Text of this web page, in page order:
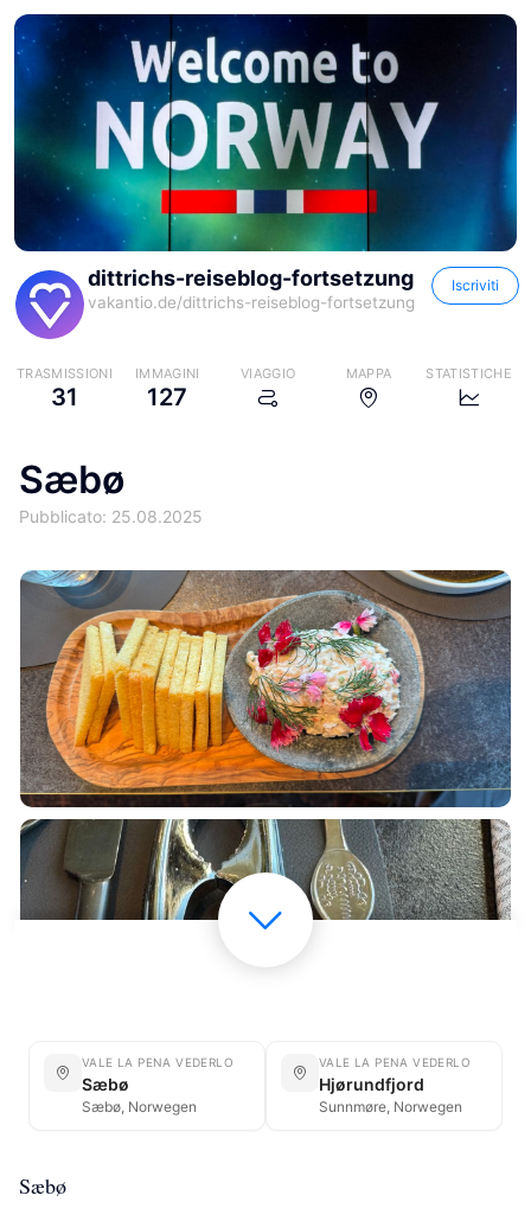
dittrichs-reiseblog-fortsetzung
vakantio.de/dittrichs-reiseblog-fortsetzung
Iscriviti
TRASMISSIONI
31
IMMAGINI
127
VIAGGIO MAPPA STATISTICHE
Sæbø
Pubblicato: 25.08.2025
VALE LA PENA VEDERLO
Sæbø
Sæbø, Norwegen
VALE LA PENA VEDERLO
Hjørundfjord
Sunnmøre, Norwegen
Sæbø